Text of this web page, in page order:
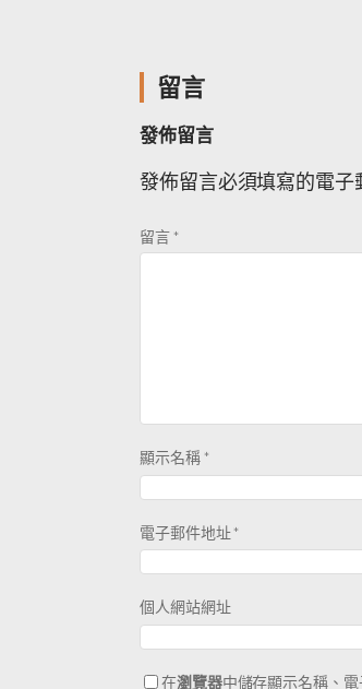
留言
發佈留言
發佈留言必須填寫的電子
留言*
顯示名稱*
電子郵件地址*
個人網站網址
在瀏覽器中儲存顯示名稱、